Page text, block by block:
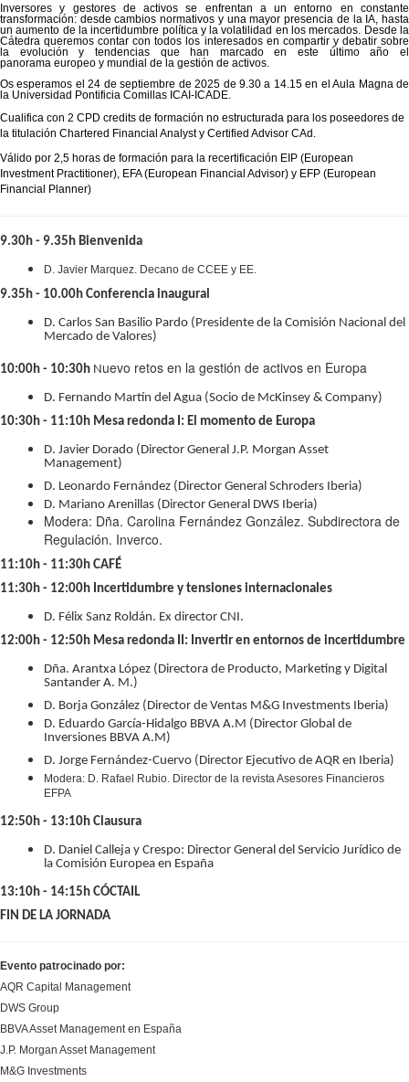
Inversores y gestores de activos se enfrentan a un entorno en constante
transformación: desde cambios normativos y una mayor presencia de la IA, hasta
un aumento de la incertidumbre política y la volatilidad en los mercados. Desde la
Cátedra queremos contar con todos los interesados en compartir y debatir sobre
la evolución y tendencias que han marcado en este último año el
panorama europeo y mundial de la gestión de activos.
Os esperamos el 24 de septiembre de 2025 de 9.30 a 14.15 en el Aula Magna de
la Universidad Pontificia Comillas ICAI-ICADE.
Cualifica con 2 CPD credits de formación no estructurada para los poseedores de
la titulación Chartered Financial Analyst y Certified Advisor CAd.
Válido por 2,5 horas de formación para la recertificación EIP (European
Investment Practitioner), EFA (European Financial Advisor) y EFP (European
Financial Planner)
9.30h - 9.35h Bienvenida
D. Javier Marquez. Decano de CCEE y EE.
9.35h - 10.00h Conferencia inaugural
D. Carlos San Basilio Pardo (Presidente de la Comisión Nacional del
Mercado de Valores)
10:00h - 10:30h Nuevo retos en la gestión de activos en Europa
D. Fernando Martín del Agua (Socio de McKinsey & Company)
10:30h - 11:10h Mesa redonda I: El momento de Europa
D. Javier Dorado (Director General J.P. Morgan Asset
Management)
D. Leonardo Fernández (Director General Schroders Iberia)
D. Mariano Arenillas (Director General DWS Iberia)
Modera: Dña. Carolina Fernández González. Subdirectora de
Regulación. Inverco.
11:10h - 11:30h CAFÉ
11:30h - 12:00h Incertidumbre y tensiones internacionales
D. Félix Sanz Roldán. Ex director CNI.
12:00h - 12:50h Mesa redonda II: Invertir en entornos de incertidumbre
Dña. Arantxa López (Directora de Producto, Marketing y Digital
Santander A. M.)
D. Borja González (Director de Ventas M&G Investments Iberia)
D. Eduardo García-Hidalgo BBVA A.M (Director Global de
Inversiones BBVA A.M)
D. Jorge Fernández-Cuervo (Director Ejecutivo de AQR en Iberia)
Modera: D. Rafael Rubio. Director de la revista Asesores Financieros
EFPA
12:50h - 13:10h Clausura
D. Daniel Calleja y Crespo: Director General del Servicio Jurídico de
la Comisión Europea en España
13:10h - 14:15h CÓCTAIL
FIN DE LA JORNADA
Evento patrocinado por:
AQR Capital Management
DWS Group
BBVA Asset Management en España
J.P. Morgan Asset Management
M&G Investments